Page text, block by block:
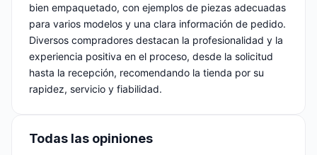
bien empaquetado, con ejemplos de piezas adecuadas
para varios modelos y una clara información de pedido.
Diversos compradores destacan la profesionalidad y la
experiencia positiva en el proceso, desde la solicitud
hasta la recepción, recomendando la tienda por su
rapidez, servicio y fiabilidad.
Todas las opiniones